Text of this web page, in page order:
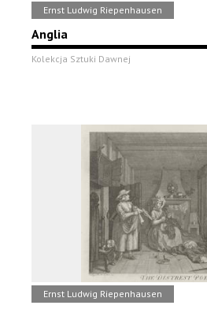
Ernst Ludwig Riepenhausen
Anglia
Kolekcja Sztuki Dawnej
Ernst Ludwig Riepenhausen